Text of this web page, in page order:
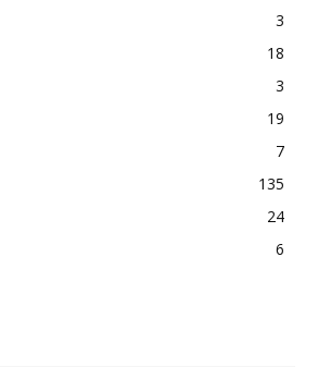
3
18
3
19
7
135
24
6